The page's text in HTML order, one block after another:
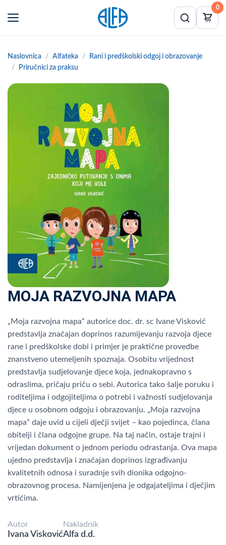
0
Naslovnica Alfateka
Rani i predškolski odgoj i obrazovanje
Priručnici za praksu
MOJA RAZVOJNA MAPA
„Moja razvojna mapa“ autorice doc. dr. sc Ivane Visković
predstavlja značajan doprinos razumijevanju razvoja djece
rane i predškolske dobi i primjer je praktične provedbe
znanstveno utemeljenih spoznaja. Osobitu vrijednost
predstavlja sudjelovanje djece koja, jednakopravno s
odraslima, pričaju priču o sebi. Autorica tako šalje poruku i
roditeljima i odgojiteljima o potrebi i važnosti sudjelovanja
djece u osobnom odgoju i obrazovanju. „Moja razvojna
mapa“ daje uvid u cijeli dječji svijet – kao pojedinca, člana
obitelji i člana odgojne grupe. Na taj način, ostaje trajni i
vrijedan dokument o jednom periodu odrastanja. Ova mapa
ujedno predstavlja i značajan doprinos izgrađivanju
kvalitetnih odnosa i suradnje svih dionika odgojno-
obrazovnog procesa. Namijenjena je odgajateljima i dječjim
vrtićima.
Autor
Ivana Visković
Nakladnik
Alfa d.d.